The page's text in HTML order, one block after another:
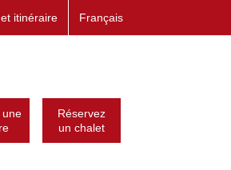
itinéraire Français
une
Réservez
un chalet